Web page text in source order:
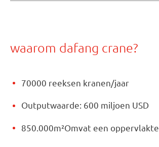
waarom dafang crane?
70000 reeksen kranen/jaar
Outputwaarde: 600 miljoen USD
850.000m²Omvat een oppervlakte